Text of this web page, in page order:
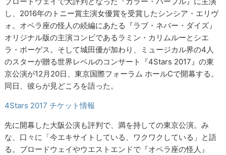
し、2016年のトニー賞主演女優賞を受賞したシンシア・エリヴ
ォ。オペラ座の怪人の続編にあたる『ラブ・ネバー・ダイズ』
オリジナル版の主演コンビであるラミン・カリムルーとシエ
ラ・ボーゲス。そして城田優が加わり、ミュージカル界の4人
のスターが贈る世界レベルのコンサート『4Stars 2017』の東
京公演が12月20日、東京国際フォーラム ホールCで開幕する。
同日、彼らが見どころを語った。
4Stars 2017 チケット情報
先に開幕した大阪公演も評判で、満を持しての東京公演。み
な、口々に「今エキサイトしている、ワクワクしている」と語
る。ブロードウェイやウエストエンドで『オペラ座の怪人』